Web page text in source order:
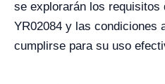
se explorarán los requisitos
YR02084 y las condiciones
cumplirse para su uso